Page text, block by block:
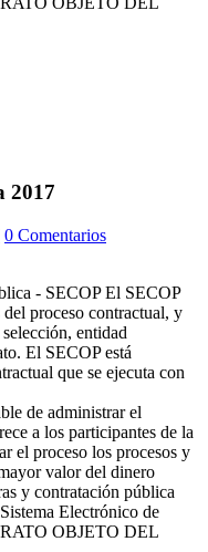
2017
0 Comentarios
- SECOP El SECOP
proceso contractual, y
entidad
El SECOP está
que se ejecuta con
de administrar el
a los participantes de la
el proceso los procesos y
valor del dinero
y contratación pública
Electrónico de
OBJETO DEL